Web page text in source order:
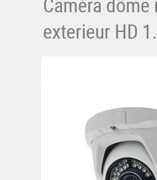
exterieur HD